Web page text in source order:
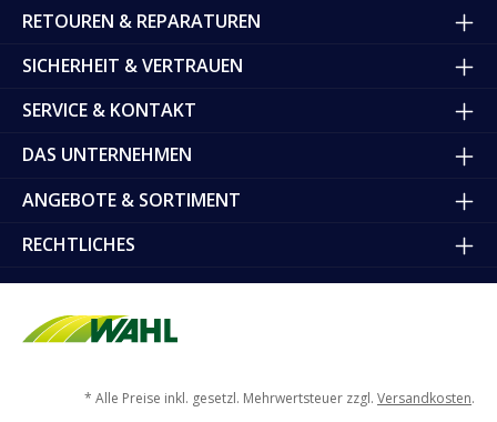
RETOUREN & REPARATUREN
SICHERHEIT & VERTRAUEN
SERVICE & KONTAKT
DAS UNTERNEHMEN
ANGEBOTE & SORTIMENT
RECHTLICHES
* Alle Preise inkl. gesetzl. Mehrwertsteuer zzgl. Versandkosten.